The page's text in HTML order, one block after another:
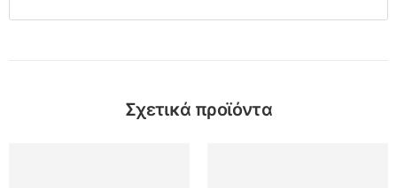
Σχετικά προϊόντα